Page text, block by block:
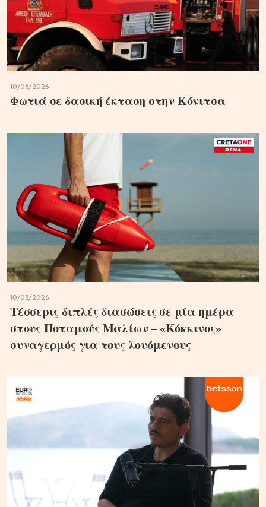
10/08/2026
Φωτιά σε δασική έκταση στην Κόνιτσα
10/08/2026
Τέσσερις διπλές διασώσεις σε μία ημέρα
στους Ποταμούς Μαλίων – «Κόκκινος»
συναγερμός για τους λουόμενους